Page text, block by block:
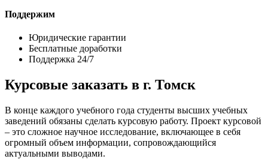
Поддержим
Юридические гарантии
Бесплатные доработки
Поддержка 24/7
Курсовые заказать в г. Томск
В конце каждого учебного года студенты высших учебных
заведений обязаны сделать курсовую работу. Проект курсовой
– это сложное научное исследование, включающее в себя
огромный объем информации, сопровождающийся
актуальными выводами.